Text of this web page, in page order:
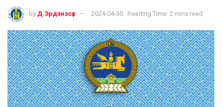
by Д.Эрдэнэсүх 2024-04-30 Reading Time: 2 mins read